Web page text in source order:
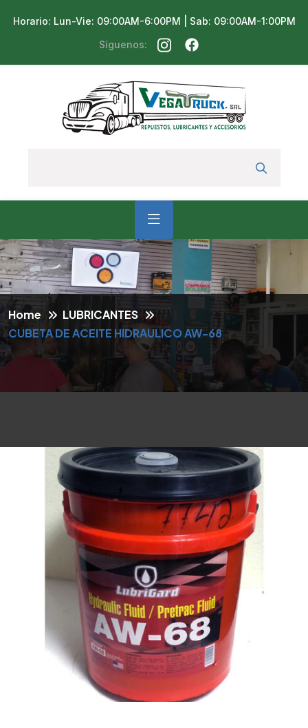
Horario: Lun-Vie: 09:00AM-6:00PM | Sab: 09:00AM-1:00PM
Síguenos:
Home
LUBRICANTES
CUBETA DE ACEITE HIDRAULICO AW-68